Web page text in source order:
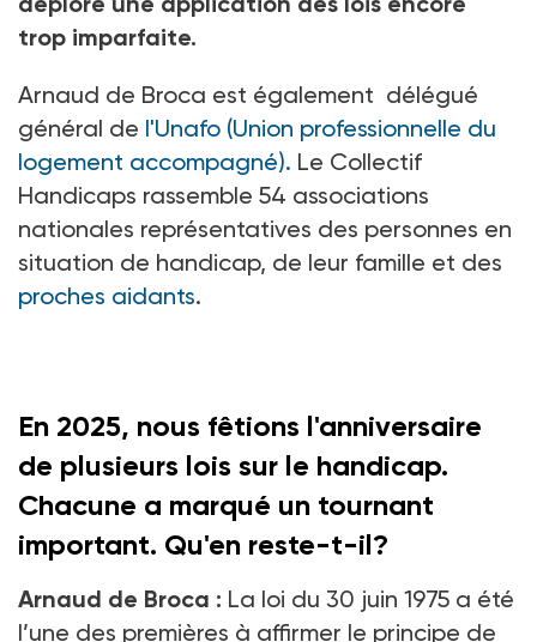
trop imparfaite.
Arnaud de Broca est également délégué
général de l'Unafo (Union professionnelle du
logement accompagné). Le Collectif
Handicaps rassemble 54 associations
nationales représentatives des personnes en
situation de handicap, de leur famille et des
proches aidants.
En 2025, nous fêtions l'anniversaire
de plusieurs lois sur le handicap.
Chacune a marqué un tournant
important. Qu'en reste-t-il?
Arnaud de Broca : La loi du 30 juin 1975 a été
l’une des premières à affirmer le principe de